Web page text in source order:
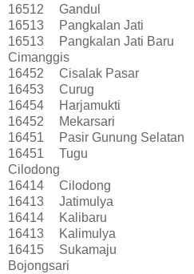
16512
Gandul
16513
Pangkalan Jati
16513
Pangkalan Jati Baru
Cimanggis
16452
Cisalak Pasar
16453
Curug
16454
Harjamukti
16452
Mekarsari
16451
Pasir Gunung Selatan
16451
Tugu
Cilodong
16414
Cilodong
16413
Jatimulya
16414
Kalibaru
16413
Kalimulya
16415
Sukamaju
Bojongsari